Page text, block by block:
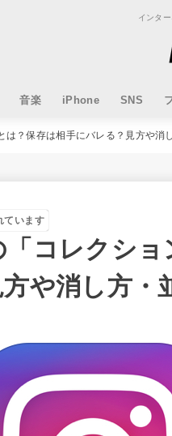
インタ
音楽 iPhone SNS
？保存は相手にバレる？見方や消
ています
コレクショ
や消し方・